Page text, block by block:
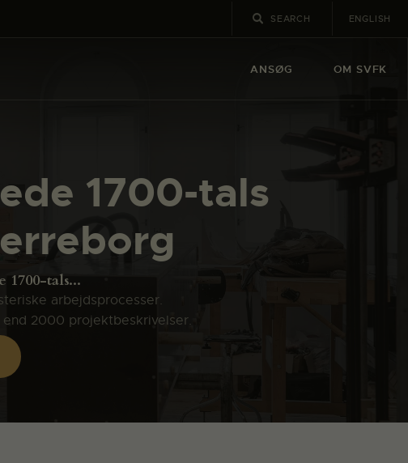
ENGLISH
ANSØG OM SVFK
1700-tals
1700-tals...
arbejdsprocesser.
2000 projektbeskrivelser.